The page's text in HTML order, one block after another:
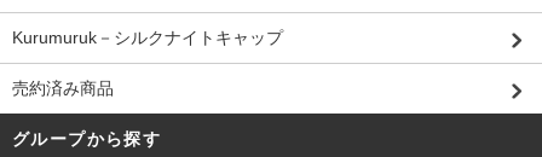
Kurumuruk－シルクナイトキャップ
売約済み商品
グループから探す